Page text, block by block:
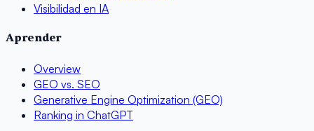
Visibilidad en IA
Aprender
Overview
GEO vs. SEO
Generative Engine Optimization (GEO)
Ranking in ChatGPT